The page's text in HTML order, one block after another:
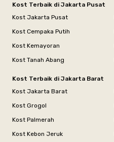
Kost Terbaik di Jakarta Pusat
Kost Jakarta Pusat
Kost Cempaka Putih
Kost Kemayoran
Kost Tanah Abang
Kost Terbaik di Jakarta Barat
Kost Jakarta Barat
Kost Grogol
Kost Palmerah
Kost Kebon Jeruk